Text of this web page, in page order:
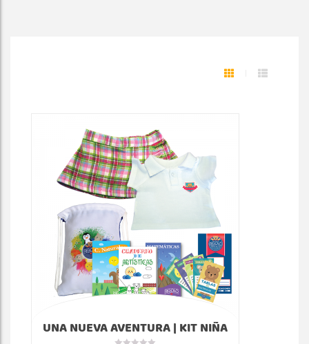
UNA NUEVA AVENTURA | KIT NIÑA